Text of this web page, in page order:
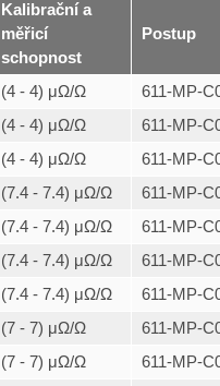
Kalibrační a
měřicí
schopnost
Postup
(4 - 4) μΩ/Ω
611-MP-
(4 - 4) μΩ/Ω
611-MP-
(4 - 4) μΩ/Ω
611-MP-
(7.4 - 7.4) μΩ/Ω
611-MP-
(7.4 - 7.4) μΩ/Ω
611-MP-
(7.4 - 7.4) μΩ/Ω
611-MP-
(7.4 - 7.4) μΩ/Ω
611-MP-
(7 - 7) μΩ/Ω
611-MP-
(7 - 7) μΩ/Ω
611-MP-